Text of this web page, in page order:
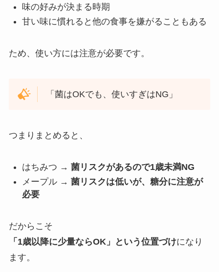
味の好みが決まる時期
甘い味に慣れると他の食事を嫌がることもある
ため、使い方には注意が必要です。
「菌はOKでも、使いすぎはNG」
つまりまとめると、
はちみつ → 菌リスクがあるので1歳未満NG
メープル → 菌リスクは低いが、糖分に注意が
必要
だからこそ
「1歳以降に少量ならOK」という位置づけになり
ます。